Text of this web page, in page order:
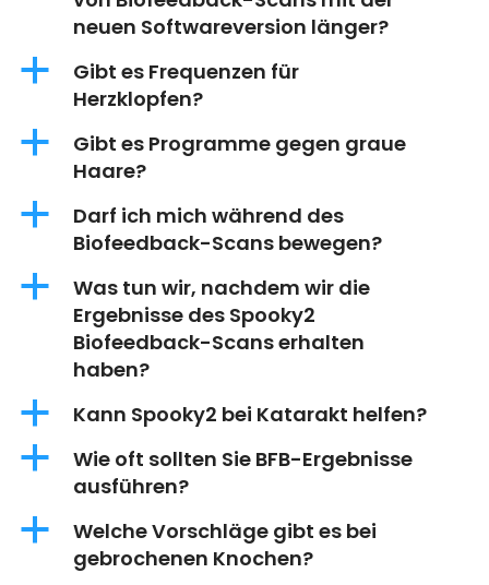
neuen Softwareversion länger?
a
Gibt es Frequenzen für
Herzklopfen?
a
Gibt es Programme gegen graue
Haare?
a
Darf ich mich während des
Biofeedback-Scans bewegen?
a
Was tun wir, nachdem wir die
Ergebnisse des Spooky2
Biofeedback-Scans erhalten
haben?
a Kann Spooky2 bei Katarakt helfen?
a
Wie oft sollten Sie BFB-Ergebnisse
ausführen?
a
Welche Vorschläge gibt es bei
gebrochenen Knochen?